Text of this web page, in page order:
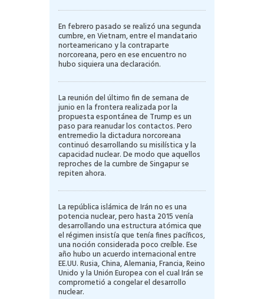
En febrero pasado se realizó una segunda
cumbre, en Vietnam, entre el mandatario
norteamericano y la contraparte
norcoreana, pero en ese encuentro no
hubo siquiera una declaración.
La reunión del último fin de semana de
junio en la frontera realizada por la
propuesta espontánea de Trump es un
paso para reanudar los contactos. Pero
entremedio la dictadura norcoreana
continuó desarrollando su misilística y la
capacidad nuclear. De modo que aquellos
reproches de la cumbre de Singapur se
repiten ahora.
La república islámica de Irán no es una
potencia nuclear, pero hasta 2015 venía
desarrollando una estructura atómica que
el régimen insistía que tenía fines pacíficos,
una noción considerada poco creíble. Ese
año hubo un acuerdo internacional entre
EE.UU. Rusia, China, Alemania, Francia, Reino
Unido y la Unión Europea con el cual Irán se
comprometió a congelar el desarrollo
nuclear.